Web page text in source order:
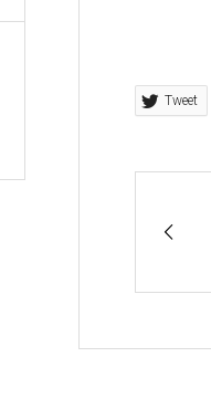
Tweet